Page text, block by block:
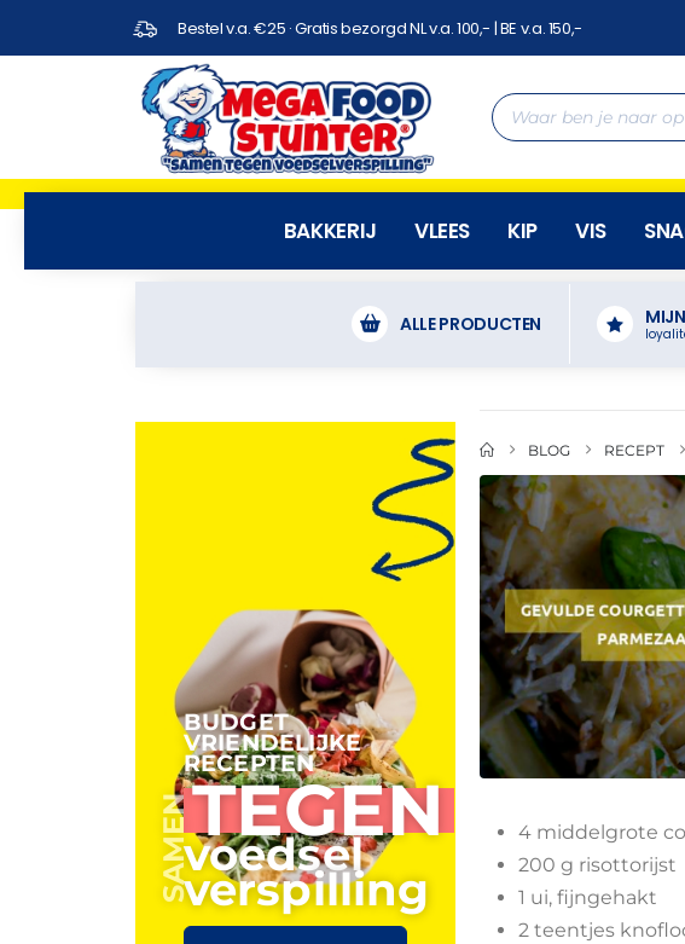
Bestel v.a. €25 · Gratis bezorgd NL v.a. 100,- | BE v.a. 150,-
BAKKERIJ VLEES KIP VIS
ALLE PRODUCTEN
BLOG RECEPT
4 middelgrote
200 g risottorijst
1 ui, fijngehakt
2 teentjes
BUDGET
VRIENDELIJKE
RECEPTEN
SAMENTEGEN
voedsel
verspilling